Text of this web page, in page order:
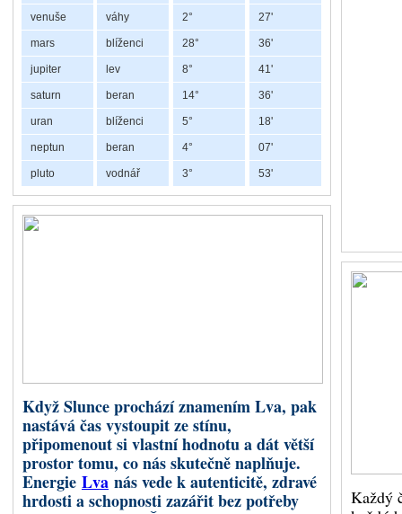
Chiron nám připomíná, že
zkušenostem porozumíme,
pomáhat nejen druhým, ale
Co představuje
Chiron byl objeven v roce
Astrologie s ním začala
Retrográdní Saturn
vzniká napětí mezi touhou jednat okamžitě a nutností postupovat
Saturnnás může přimět položit si nepříjemné, ale důležité otázky:
venuše váhy 2° 27'
mars blíženci 28° 36'
jupiter lev 8° 41'
saturn beran 14° 36'
uran blíženci 5° 18'
neptun beran 4° 07'
pluto vodnář 3° 53'
Když Slunce prochází znamením Lva, pak
nastává čas vystoupit ze stínu,
připomenout si vlastní hodnotu a dát větší
prostor tomu, co nás skutečně naplňuje.
Energie Lva nás vede k autenticitě, zdravé
hrdosti a schopnosti zazářit bez potřeby
Každý